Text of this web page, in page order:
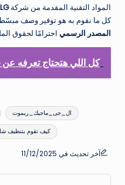
المواد التقنية المقدمة من شركةLG
كل ما نقوم به هو توفير وصف مبسّط
المصدر الرسمي احترامًا لحقوق
كل اللي هتحتاج تعرفه عن
ال_جى_ماجيك_ريموت
كيف تقوم بتنظيف
آخر تحديث في 11/12/2025